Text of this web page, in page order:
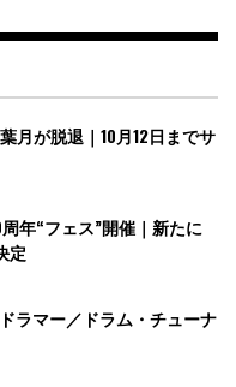
月が脱退｜10月12日までサ
年“フェス”開催｜新たに
定
ラマー／ドラム・チューナ